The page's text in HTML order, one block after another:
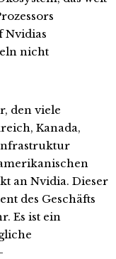
Nvidias
nicht
den viele
Kanada,
an Nvidia. Dieser
des Geschäfts
Es ist ein